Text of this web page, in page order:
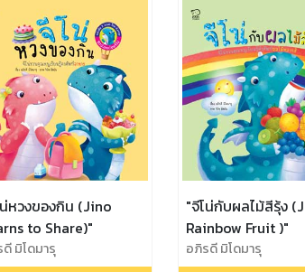
หวงของกิน (Jino
to Share)"
มิโดมารุ
"จีโน่กับผลไม้สีรุ้ง
Rainbow Fruit )"
อภิรดี มิโดมารุ